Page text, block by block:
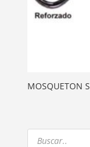
MOSQUETON
Products
search